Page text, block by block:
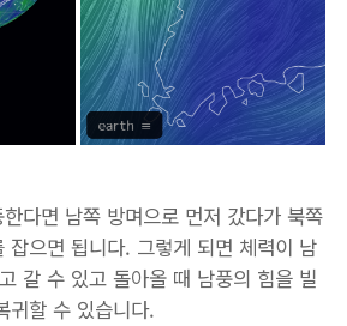
다면 남쪽 방며으로 먼저 갔다가 북쪽
잡으면 됩니다. 그렇게 되면 체력이 남
갈 수 있고 돌아올 때 남풍의 힘을 빌
귀할 수 있습니다.